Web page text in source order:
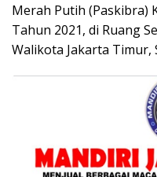
Merah Putih (Paskibra)
Tahun 2021, di Ruang
Walikota Jakarta Timur,